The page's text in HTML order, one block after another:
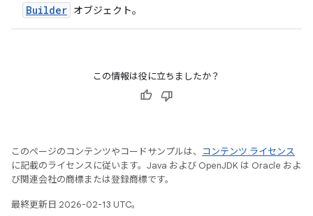
Builder オブジェクト。
この情報は役に立ちましたか？
このページのコンテンツやコードサンプルは、
コンテンツ ライセンス
に記載のライセンスに従います。Java および OpenJDK は Oracle およ
び関連会社の商標または登録商標です。
最終更新日 2026-02-13 UTC。